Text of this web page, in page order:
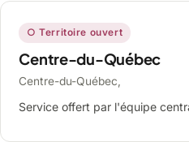
○ Territoire ouvert
Centre-du-Québec
Centre-du-Québec,
Service offert par l'équipe